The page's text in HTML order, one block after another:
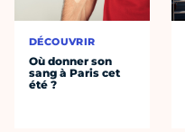
DÉCOUVRIR
Où donner son
sang à Paris cet
été ?